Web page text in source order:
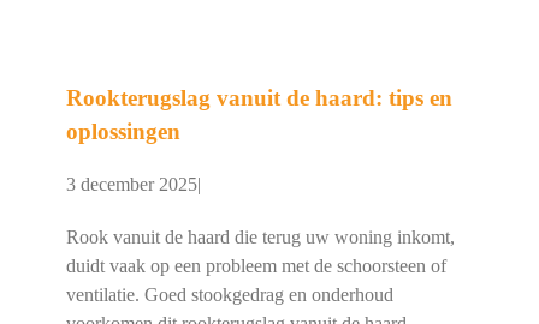
Rookterugslag vanuit de haard: tips en
oplossingen
3 december 2025|
Rook vanuit de haard die terug uw woning inkomt,
duidt vaak op een probleem met de schoorsteen of
ventilatie. Goed stookgedrag en onderhoud